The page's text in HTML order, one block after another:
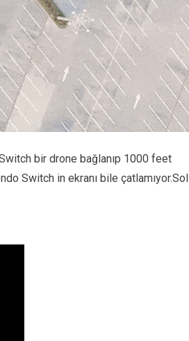
bir drone bağlanıp 1000 feet
Switch in ekranı bile çatlamıyor.Sol